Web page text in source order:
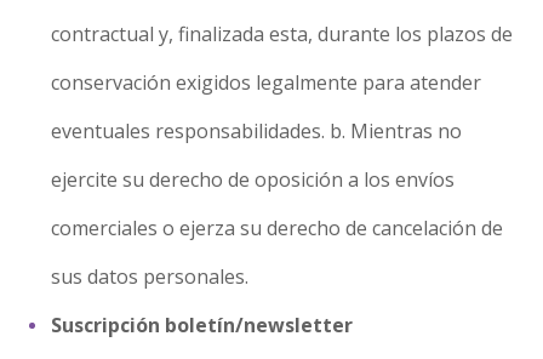
contractual y, finalizada esta, durante los plazos de
conservación exigidos legalmente para atender
eventuales responsabilidades. b. Mientras no
ejercite su derecho de oposición a los envíos
comerciales o ejerza su derecho de cancelación de
sus datos personales.
Suscripción boletín/newsletter